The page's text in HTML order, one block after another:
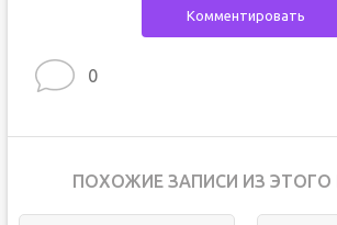
Комментировать
0
ПОХОЖИЕ ЗАПИСИ ИЗ ЭТОГО